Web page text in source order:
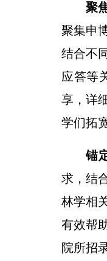
聚
聚集申
结合不
应答等
享，详
学们拓
锚
求，结
林学相
有效帮
院所招